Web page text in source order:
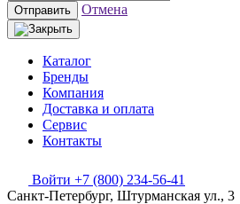
Отправить Отмена
Каталог
Бренды
Компания
Доставка и оплата
Сервис
Контакты
Войти +7 (800) 234-56-41
Санкт-Петербург, Штурманская ул., 3